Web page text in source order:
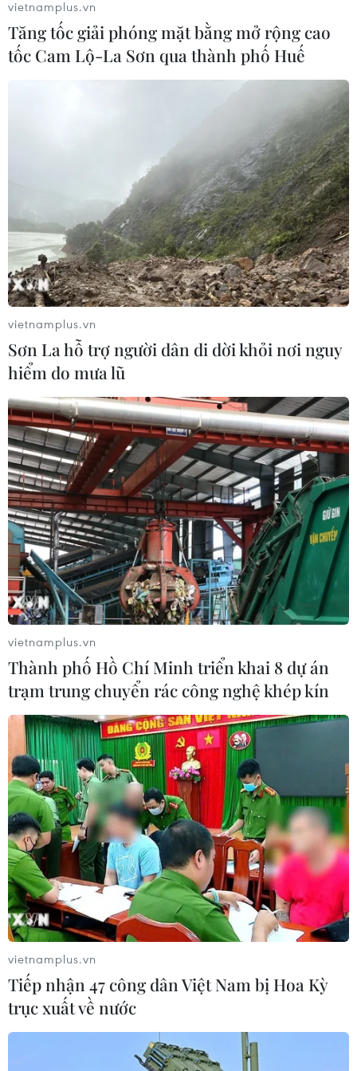
Giá vàng thế giới tăng khoảng 1% khi
giá dầu hạ nhiệt
05/08/2026 01:18
du lịch tới cộng đồng doanh nghiệp
Dầu thô chạm đáy ba tuần khi căng
thẳng tại eo biển Hormuz hạ nhiệt
05/08/2026 00:53
Mexico đứng thứ hai thế giới về xuất
khẩu sản phẩm phục vụ AI
05/08/2026 00:11
Thế giới mất hơn 2,6 tỷ thùng dầu kể
từ khi xung đột Mỹ-Iran bùng phát
04/08/2026 23:56
Xem thêm
Tổng Biên tập: TRẦN TIẾN DUẨN
Phó Tổng Biên tập: NGUYỄN THỊ TÁM, KHÚC THANH
THỦY
Sở hữu trí tuệ
Quy định sử dụng
RSS
Hỗ trợ
Ngôn ngữ
TTXVN
Dịch vụ tin
Quảng cáo
vietnamplus.vn
Tăng tốc giải phóng mặt bằng mở rộng cao
tốc Cam Lộ-La Sơn qua thành phố Huế
vietnamplus.vn
Sơn La hỗ trợ người dân di dời khỏi nơi nguy
hiểm do mưa lũ
vietnamplus.vn
Thành phố Hồ Chí Minh triển khai 8 dự án
trạm trung chuyển rác công nghệ khép kín
vietnamplus.vn
Tiếp nhận 47 công dân Việt Nam bị Hoa Kỳ
trục xuất về nước